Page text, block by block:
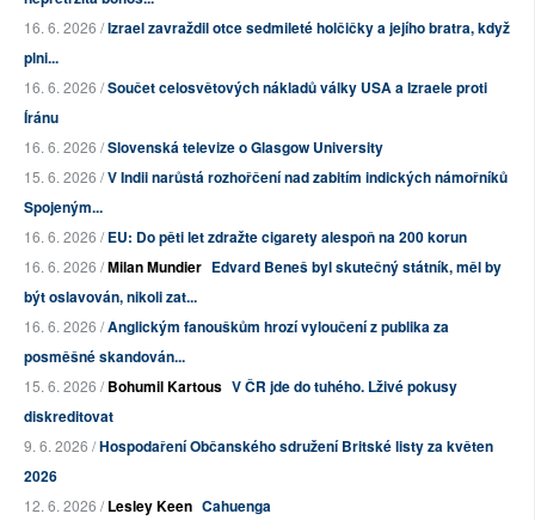
16. 6. 2026 /Izrael zavraždil otce sedmileté holčičky a jejího bratra, když
plni...
16. 6. 2026 /Součet celosvětových nákladů války USA a Izraele proti
Íránu
16. 6. 2026 /Slovenská televize o Glasgow University
15. 6. 2026 /V Indii narůstá rozhořčení nad zabitím indických námořníků
Spojeným...
16. 6. 2026 /EU: Do pěti let zdražte cigarety alespoň na 200 korun
16. 6. 2026 /Milan Mundier Edvard Beneš byl skutečný státník, měl by
být oslavován, nikoli zat...
16. 6. 2026 /Anglickým fanouškům hrozí vyloučení z publika za
posměšné skandován...
15. 6. 2026 /Bohumil Kartous V ČR jde do tuhého. Lživé pokusy
diskreditovat
9. 6. 2026 /Hospodaření Občanského sdružení Britské listy za květen
2026
12. 6. 2026 /Lesley Keen Cahuenga